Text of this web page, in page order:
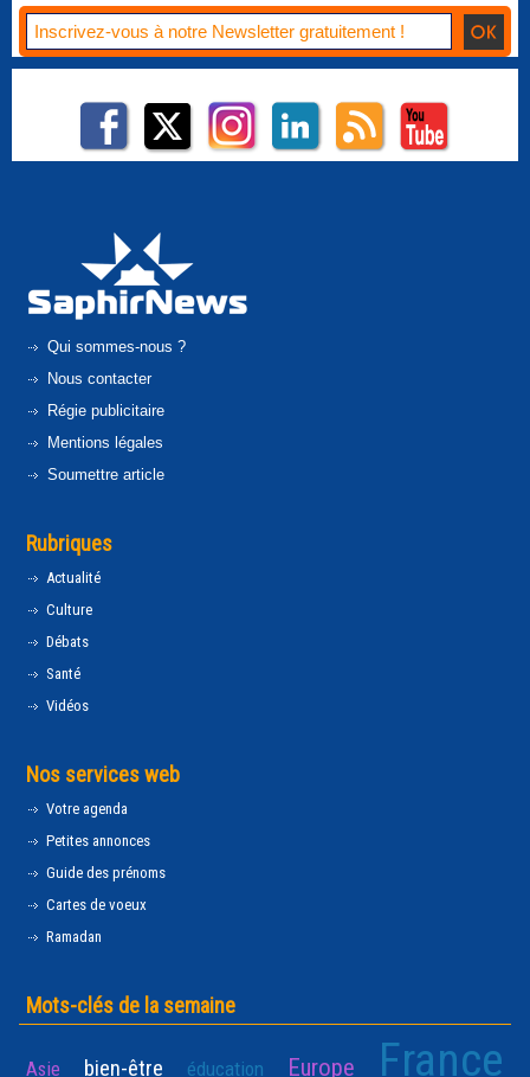
Qui sommes-nous ?
Nous contacter
Régie publicitaire
Mentions légales
Soumettre article
Rubriques
Actualité
Culture
Débats
Santé
Vidéos
Nos services web
Votre agenda
Petites annonces
Guide des prénoms
Cartes de voeux
Ramadan
Mots-clés de la semaine
Asie bien-être éducation Europe France